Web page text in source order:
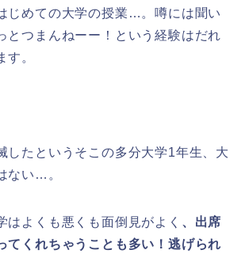
じめての大学の授業…。噂には聞い
とつまんねーー！という経験はだれ
す。
したというそこの多分大学1年生、大
ない…。
はよくも悪くも面倒見がよく 、出席
てくれちゃうことも多い！逃げられ